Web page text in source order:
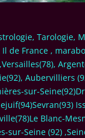
Tarologie,
de France ,
Aubervilliers
sur-
Blanc-
sur-Seine (92)